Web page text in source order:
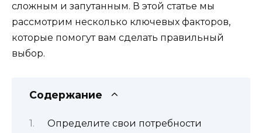
сложным и запутанным. В этой статье мы
рассмотрим несколько ключевых факторов,
которые помогут вам сделать правильный
выбор.
Содержание
Определите свои потребности